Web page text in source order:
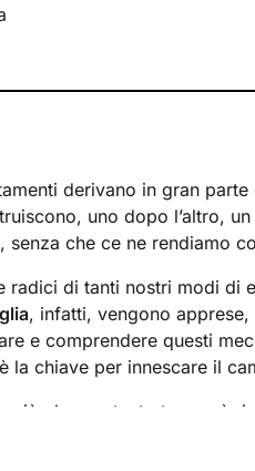
derivano in gran
uno dopo l’altro, un
senza che ce ne rendiamo
radici di tanti nostri modi di
, infatti, vengono
e comprendere questi
la chiave per innescare il
ciò che per tanto tempo è
è il primo passo